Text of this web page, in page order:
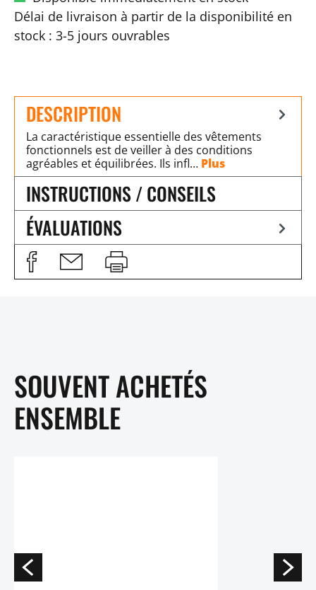
Délai de livraison à partir de la disponibilité en
stock : 3-5 jours ouvrables
DESCRIPTION
La caractéristique essentielle des vêtements
fonctionnels est de veiller à des conditions
agréables et équilibrées. Ils infl… Plus
INSTRUCTIONS / CONSEILS
ÉVALUATIONS
SOUVENT ACHETÉS
ENSEMBLE